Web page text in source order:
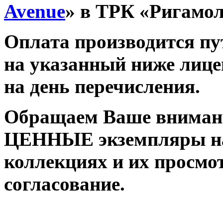
Avenue» в ТРК
Оплата производится
на указанный ниже
на день перечисления.
Обращаем Ваше
ЦЕННЫЕ экземпляры
коллекциях и их
согласование.